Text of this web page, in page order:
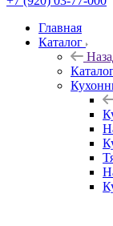
Главная
Каталог